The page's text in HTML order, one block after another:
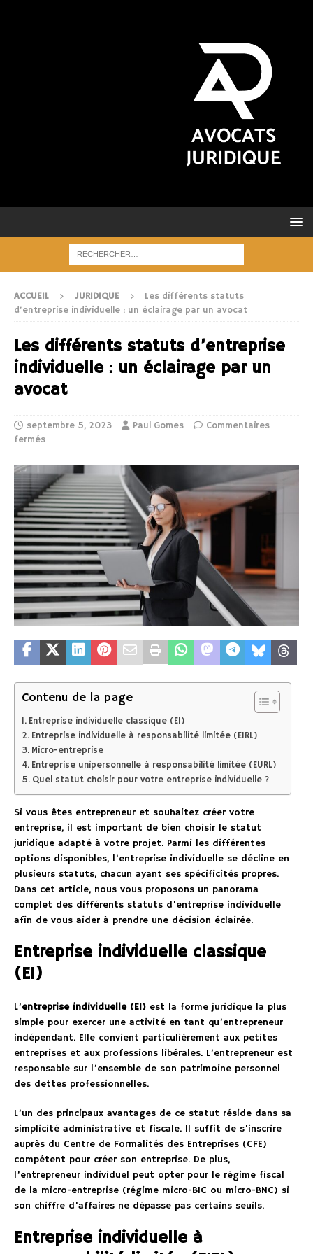
ACCUEIL JURIDIQUE
Les différents statuts
d’entreprise individuelle : un éclairage par un avocat
Les différents statuts d’entreprise
individuelle : un éclairage par un
avocat
septembre 5, 2023 Paul Gomes
Commentaires
fermés
Contenu de la page
Entreprise individuelle classique (EI)
Entreprise individuelle à responsabilité limitée (EIRL)
Micro-entreprise
Entreprise unipersonnelle à responsabilité limitée (EURL)
Quel statut choisir pour votre entreprise individuelle ?
Si vous êtes entrepreneur et souhaitez créer votre
entreprise, il est important de bien choisir le statut
juridique adapté à votre projet. Parmi les différentes
options disponibles, l’entreprise individuelle se décline en
plusieurs statuts, chacun ayant ses spécificités propres.
Dans cet article, nous vous proposons un panorama
complet des différents statuts d’entreprise individuelle
afin de vous aider à prendre une décision éclairée.
Entreprise individuelle classique
(EI)
L’entreprise individuelle (EI) est la forme juridique la plus
simple pour exercer une activité en tant qu’entrepreneur
indépendant. Elle convient particulièrement aux petites
entreprises et aux professions libérales. L’entrepreneur est
responsable sur l’ensemble de son patrimoine personnel
des dettes professionnelles.
L’un des principaux avantages de ce statut réside dans sa
simplicité administrative et fiscale. Il suffit de s’inscrire
auprès du Centre de Formalités des Entreprises (CFE)
compétent pour créer son entreprise. De plus,
l’entrepreneur individuel peut opter pour le régime fiscal
de la micro-entreprise (régime micro-BIC ou micro-BNC) si
son chiffre d’affaires ne dépasse pas certains seuils.
Entreprise individuelle à